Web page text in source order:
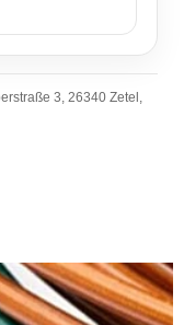
3, 26340 Zetel,